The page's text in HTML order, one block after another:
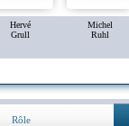
Hervé
Grull
Michel
Ruhl
Rôle